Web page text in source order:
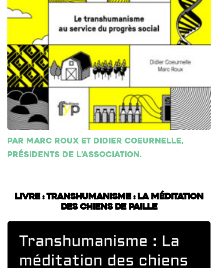
Par Marc Roux et Didier Coeurnelle,
présidents de l’association.
Livre : Transhumanisme : La méditation
des chiens de paille